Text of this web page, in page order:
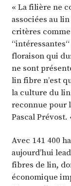
« La filière ne
associées au
critères
floraison qui
ne sont
lin fibre n’est
la culture du lin
reconnue pour
Pascal Prévost.
Avec 141 400
aujourd’hui
fibres de lin,
économique